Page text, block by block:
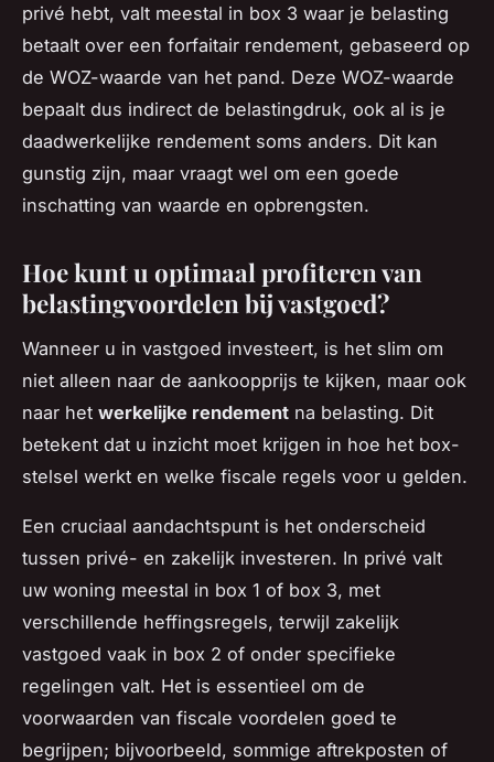
privé hebt, valt meestal in box 3 waar je belasting
betaalt over een forfaitair rendement, gebaseerd op
de WOZ-waarde van het pand. Deze WOZ-waarde
bepaalt dus indirect de belastingdruk, ook al is je
daadwerkelijke rendement soms anders. Dit kan
gunstig zijn, maar vraagt wel om een goede
inschatting van waarde en opbrengsten.
Hoe kunt u optimaal profiteren van
belastingvoordelen bij vastgoed?
Wanneer u in vastgoed investeert, is het slim om
niet alleen naar de aankoopprijs te kijken, maar ook
naar het werkelijke rendement na belasting. Dit
betekent dat u inzicht moet krijgen in hoe het box-
stelsel werkt en welke fiscale regels voor u gelden.
Een cruciaal aandachtspunt is het onderscheid
tussen privé- en zakelijk investeren. In privé valt
uw woning meestal in box 1 of box 3, met
verschillende heffingsregels, terwijl zakelijk
vastgoed vaak in box 2 of onder specifieke
regelingen valt. Het is essentieel om de
voorwaarden van fiscale voordelen goed te
begrijpen; bijvoorbeeld, sommige aftrekposten of